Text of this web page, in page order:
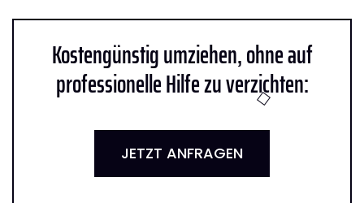
Kostengünstig umziehen, ohne auf
professionelle Hilfe zu verzichten:
JETZT ANFRAGEN